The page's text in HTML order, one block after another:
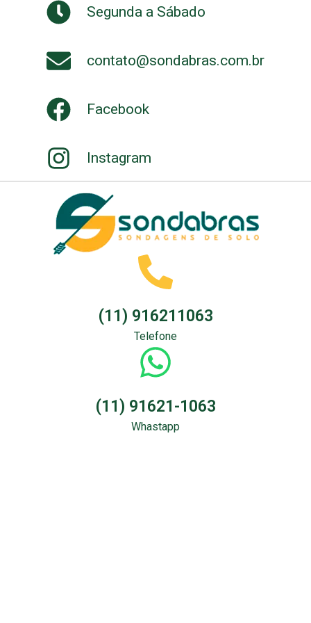
Segunda a Sábado
contato@sondabras.com.br
Facebook
Instagram
(11) 916211063
Telefone
(11) 91621-1063
Whastapp